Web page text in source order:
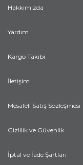
Hakkımızda
Yardım
Kargo Takibi
İletişim
Mesafeli Satış Sözleşmesi
Gizlilik ve Güvenlik
İptal ve İade Şartları